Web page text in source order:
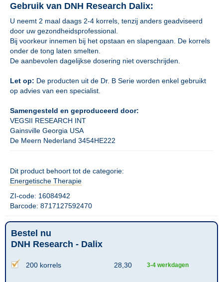
Gebruik van DNH Research Dalix:
U neemt 2 maal daags 2-4 korrels, tenzij anders geadviseerd
door uw gezondheidsprofessional.
Bij voorkeur innemen bij het opstaan en slapengaan. De korrels
onder de tong laten smelten.
De aanbevolen dagelijkse dosering niet overschrijden.
Let op: De producten uit de Dr. B Serie worden enkel gebruikt
op advies van een specialist.
Samengesteld en geproduceerd door:
VEGSII RESEARCH INT
Gainsville Georgia USA
De Meern Nederland 3454HE222
Dit product behoort tot de categorie:
Energetische Therapie
ZI-code: 16084942
Barcode: 8717127592470
Bestel nu
DNH Research - Dalix
200 korrels 28,30 3-4 werkdagen